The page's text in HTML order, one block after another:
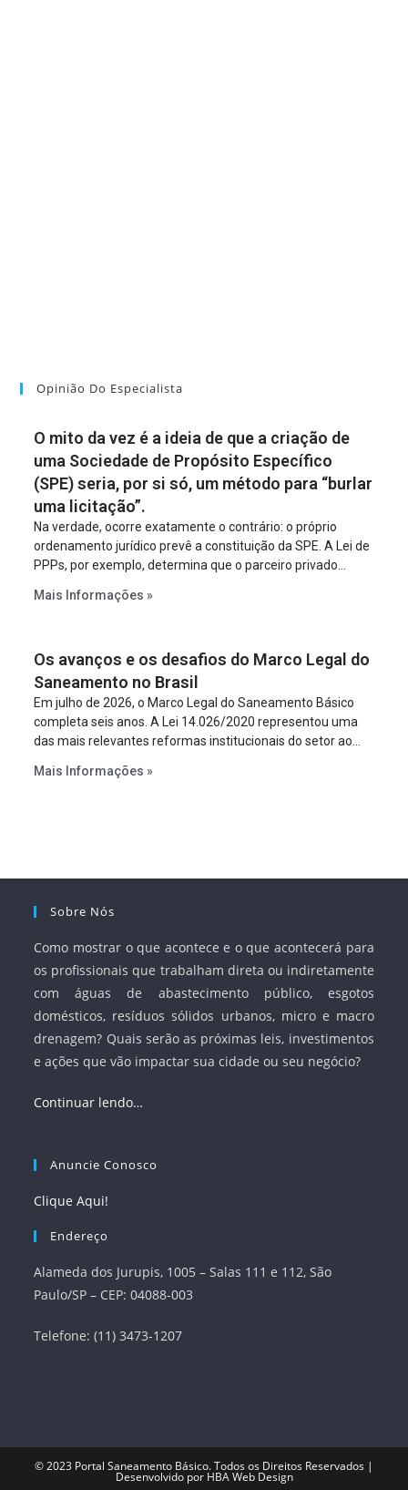
Opinião Do Especialista
O mito da vez é a ideia de que a criação de
uma Sociedade de Propósito Específico
(SPE) seria, por si só, um método para “burlar
uma licitação”.
Na verdade, ocorre exatamente o contrário: o próprio
ordenamento jurídico prevê a constituição da SPE. A Lei de
PPPs, por exemplo, determina que o parceiro privado
empreendimento. Ou seja, a suposta “fraude à licitação” é
projeto a projeto.
Mais Informações »
Os avanços e os desafios do Marco Legal do
Saneamento no Brasil
Em julho de 2026, o Marco Legal do Saneamento Básico
completa seis anos. A Lei 14.026/2020 representou uma
das mais relevantes reformas institucionais do setor ao
serviços, ampliar a participação da iniciativa privada,
Mais Informações »
Sobre Nós
Como mostrar o que acontece e o que acontecerá para
os profissionais que trabalham direta ou indiretamente
com águas de abastecimento público, esgotos
domésticos, resíduos sólidos urbanos, micro e macro
drenagem? Quais serão as próximas leis, investimentos
e ações que vão impactar sua cidade ou seu negócio?
Continuar lendo…
Anuncie Conosco
Clique Aqui!
Endereço
Alameda dos Jurupis, 1005 – Salas 111 e 112, São
Paulo/SP – CEP: 04088-003
Telefone: (11) 3473-1207
© 2023 Portal Saneamento Básico. Todos os Direitos Reservados |
Desenvolvido por HBA Web Design